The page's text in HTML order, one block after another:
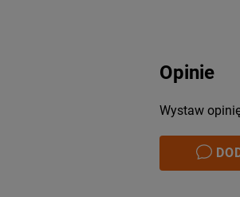
Opinie
Wystaw